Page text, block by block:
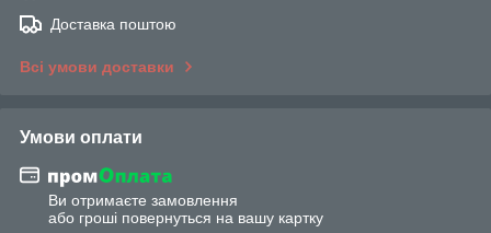
Доставка поштою
Всі умови доставки
Умови оплати
Ви отримаєте замовлення
або гроші повернуться на вашу картку